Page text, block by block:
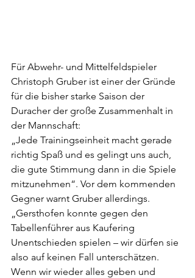
Für Abwehr- und Mittelfeldspieler
Christoph Gruber ist einer der Gründe
für die bisher starke Saison der
Duracher der große Zusammenhalt in
der Mannschaft:
„Jede Trainingseinheit macht gerade
richtig Spaß und es gelingt uns auch,
die gute Stimmung dann in die Spiele
mitzunehmen“. Vor dem kommenden
Gegner warnt Gruber allerdings.
„Gersthofen konnte gegen den
Tabellenführer aus Kaufering
Unentschieden spielen – wir dürfen sie
also auf keinen Fall unterschätzen.
Wenn wir wieder alles geben und